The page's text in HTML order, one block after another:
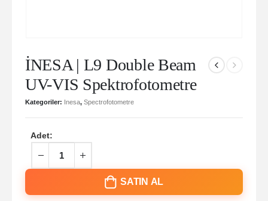
İNESA | L9 Double Beam
UV-VIS Spektrofotometre
Kategoriler: Inesa, Spectrofotometre
Adet:
SATIN AL